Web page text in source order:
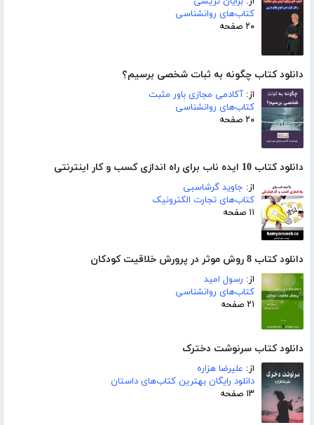
کتاب‌های روانشناسی
۲۰ صفحه
دانلود کتاب چگونه به ثبات شخصی برسیم؟
از: آکادمی مجازی باور مثبت
کتاب‌های روانشناسی
۲۰ صفحه
دانلود کتاب 10 ایده ناب برای راه اندازی کسب و کار اینترنتی
از: جاوید گرشاسبی
کتاب‌های تجارت الکترونیک
۱۱ صفحه
دانلود کتاب 8 روش موثر در پرورش خلاقیت کودکان
از: رسول امید
کتاب‌های روانشناسی
۲۱ صفحه
دانلود کتاب سرنوشت دخترک
از: علیرضا هزاره
دانلود رایگان بهترین کتاب‌های داستان
۱۳ صفحه